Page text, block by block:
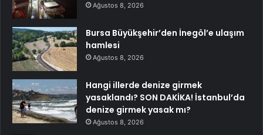
Ağustos 8, 2026
Bursa Büyükşehir’den İnegöl’e ulaşım
hamlesi
Ağustos 8, 2026
Hangi illerde denize girmek
yasaklandı? SON DAKİKA! İstanbul’da
denize girmek yasak mı?
Ağustos 8, 2026